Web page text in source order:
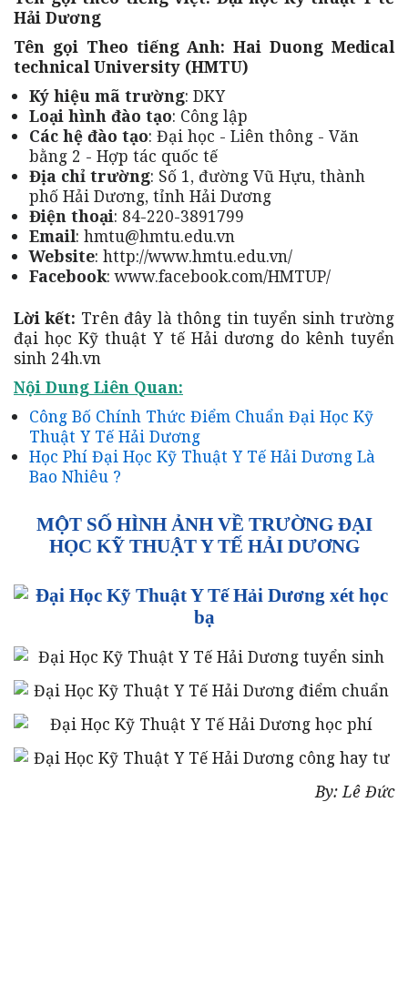
Hải Dương
Tên gọi Theo tiếng Anh: Hai Duong Medical
technical University (HMTU)
Ký hiệu mã trường: DKY
Loại hình đào tạo: Công lập
Các hệ đào tạo: Đại học - Liên thông - Văn
bằng 2 - Hợp tác quốc tế
Địa chỉ trường: Số 1, đường Vũ Hựu, thành
phố Hải Dương, tỉnh Hải Dương
Điện thoại: 84-220-3891799
Email: hmtu@hmtu.edu.vn
Website: http://www.hmtu.edu.vn/
Facebook: www.facebook.com/HMTUP/
Lời kết: Trên đây là thông tin tuyển sinh trường
đại học Kỹ thuật Y tế Hải dương do kênh tuyển
sinh 24h.vn
Nội Dung Liên Quan:
Công Bố Chính Thức Điểm Chuẩn Đại Học Kỹ
Thuật Y Tế Hải Dương
Học Phí Đại Học Kỹ Thuật Y Tế Hải Dương Là
Bao Nhiêu ?
MỘT SỐ HÌNH ẢNH VỀ TRƯỜNG ĐẠI
HỌC KỸ THUẬT Y TẾ HẢI DƯƠNG
By: Lê Đức